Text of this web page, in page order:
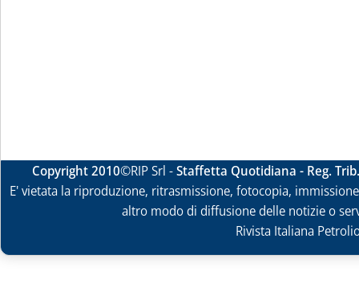
Copyright 2010©RIP Srl -Staffetta Quotidiana - Reg.
E' vietata la riproduzione, ritrasmissione, fotocopia,
altro modo di diffusione delle notizie o
Rivista Italiana